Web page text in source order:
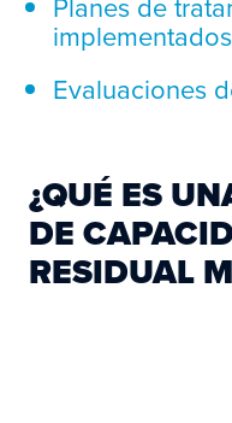
implementados
Evaluaciones
¿QUÉ ES
DE
RESIDUAL